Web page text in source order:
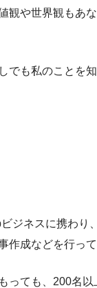
観や世界観もあ
でも私のことを
ジネスに携わり
作成などを行って
っても、200名